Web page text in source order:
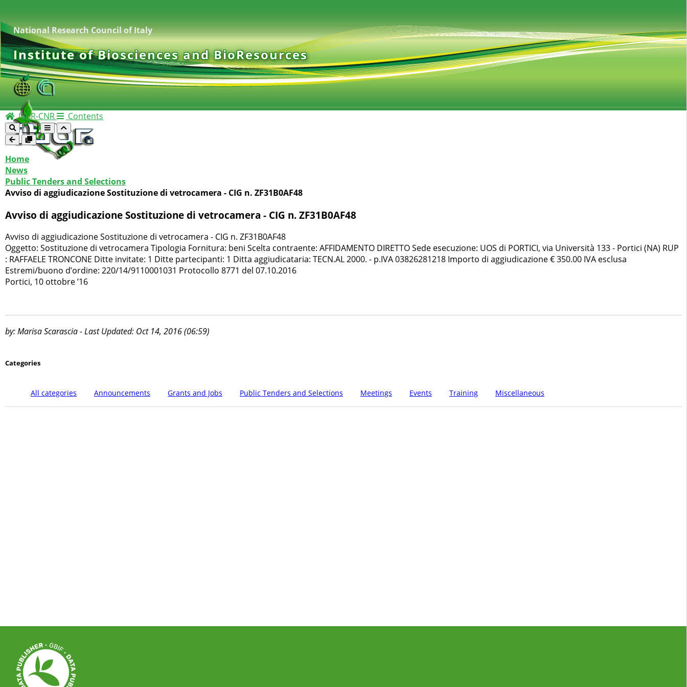
National Research Council of Italy
Institute of Biosciences and BioResources
IBBR-CNR Contents
Home
News
Public Tenders and Selections
Avviso di aggiudicazione Sostituzione di vetrocamera - CIG n. ZF31B0AF48
Avviso di aggiudicazione Sostituzione di vetrocamera - CIG n. ZF31B0AF48
Avviso di aggiudicazione Sostituzione di vetrocamera - CIG n. ZF31B0AF48
Oggetto: Sostituzione di vetrocamera Tipologia Fornitura: beni Scelta contraente: AFFIDAMENTO DIRETTO Sede esecuzione: UOS di PORTICI, via Università 133 - Portici (NA) RUP
: RAFFAELE TRONCONE Ditte invitate: 1 Ditte partecipanti: 1 Ditta aggiudicataria: TECN.AL 2000. - p.IVA 03826281218 Importo di aggiudicazione € 350.00 IVA esclusa
Estremi/buono d’ordine: 220/14/9110001031 Protocollo 8771 del 07.10.2016
Portici, 10 ottobre ’16
by: Marisa Scarascia - Last Updated: Oct 14, 2016 (06:59)
Categories
All categories Announcements Grants and Jobs Public Tenders and Selections Meetings Events Training Miscellaneous